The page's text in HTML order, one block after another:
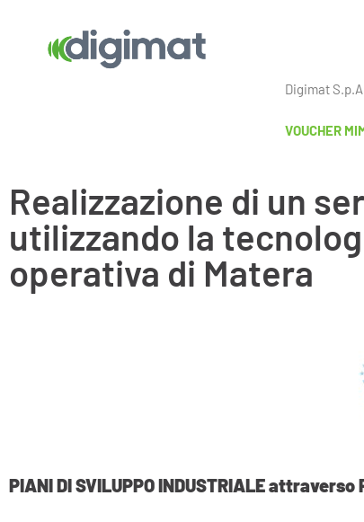
Digimat
VOUCHER
Realizzazione di un
utilizzando la
operativa di Matera
PIANI DI SVILUPPO INDUSTRIALE attraverso